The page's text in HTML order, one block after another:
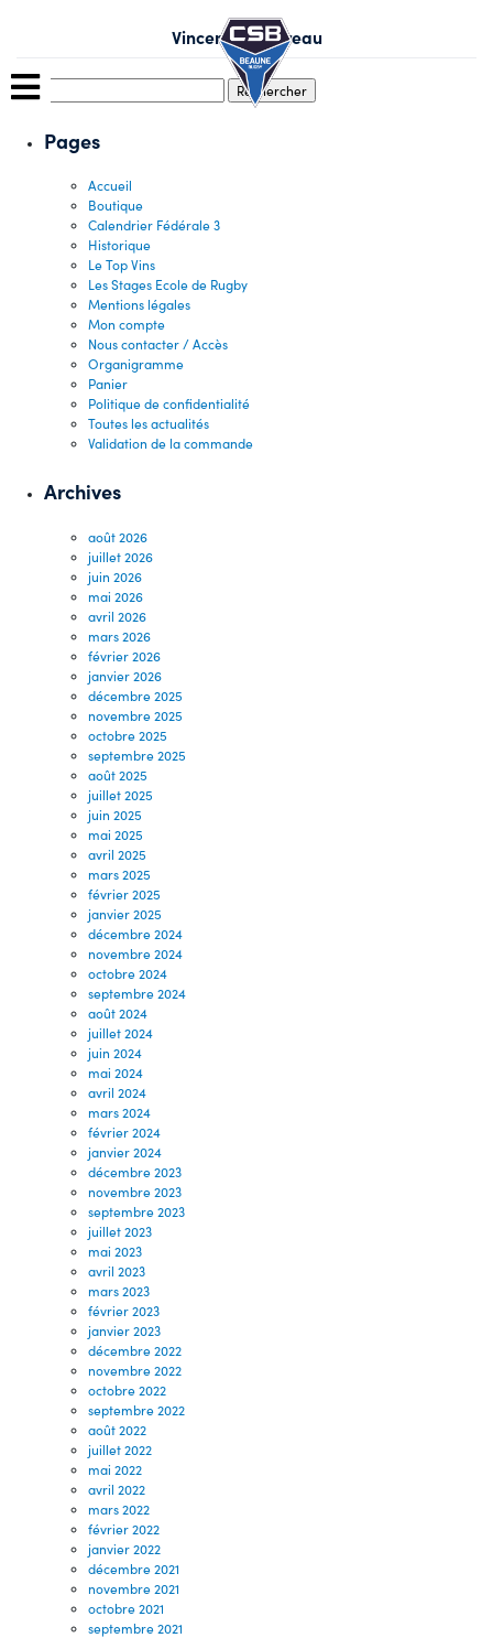
Vincent Bouzereau
Pages
Accueil
Boutique
Calendrier Fédérale 3
Historique
Le Top Vins
Les Stages Ecole de Rugby
Mentions légales
Mon compte
Nous contacter / Accès
Organigramme
Panier
Politique de confidentialité
Toutes les actualités
Validation de la commande
Archives
août 2026
juillet 2026
juin 2026
mai 2026
avril 2026
mars 2026
février 2026
janvier 2026
décembre 2025
novembre 2025
octobre 2025
septembre 2025
août 2025
juillet 2025
juin 2025
mai 2025
avril 2025
mars 2025
février 2025
janvier 2025
décembre 2024
novembre 2024
octobre 2024
septembre 2024
août 2024
juillet 2024
juin 2024
mai 2024
avril 2024
mars 2024
février 2024
janvier 2024
décembre 2023
novembre 2023
septembre 2023
juillet 2023
mai 2023
avril 2023
mars 2023
février 2023
janvier 2023
décembre 2022
novembre 2022
octobre 2022
septembre 2022
août 2022
juillet 2022
mai 2022
avril 2022
mars 2022
février 2022
janvier 2022
décembre 2021
novembre 2021
octobre 2021
septembre 2021